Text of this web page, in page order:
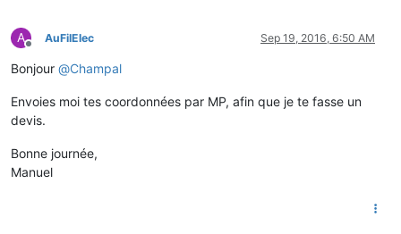
A
Offline
AuFilElec Sep 19, 2016, 6:50 AM
Bonjour @Champal
Envoies moi tes coordonnées par MP, afin que je te fasse un
devis.
Bonne journée,
Manuel